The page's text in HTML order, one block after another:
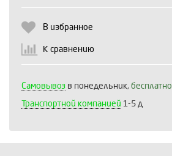
В избранное
К сравнению
Самовывоз в понедельник, бесплатно
Транспортной компанией 1-5 д